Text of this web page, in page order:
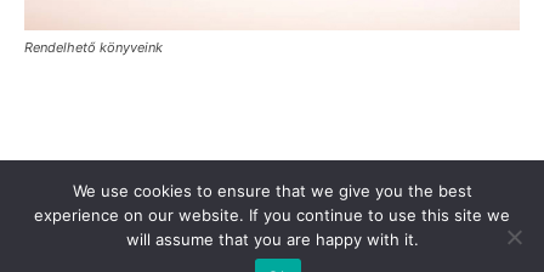
Rendelhető könyveink
Támogasd a Türkinfót! Kiadványaink
Médiaajánlat
Impresszum
Adatkezelési Tájékoztató ÁSZF
Alapítvány
Rólunk
Kapcsolat
We use cookies to ensure that we give you the best
experience on our website. If you continue to use this site we
will assume that you are happy with it.